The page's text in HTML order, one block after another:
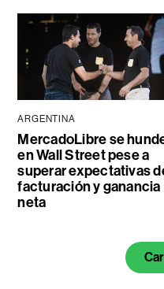
ARGENTINA
MercadoLibre se
en Wall Street pese a
superar expectativas
facturación y ganancia
neta